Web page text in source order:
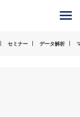
セミナー データ解析